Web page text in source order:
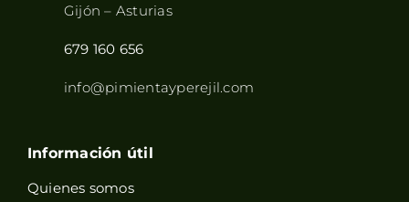
Gijón – Asturias
679 160 656
info@pimientayperejil.com
Información útil
Quienes somos